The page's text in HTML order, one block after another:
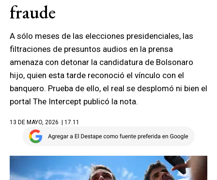
fraude
A sólo meses de las elecciones presidenciales, las
filtraciones de presuntos audios en la prensa
amenaza con detonar la candidatura de Bolsonaro
hijo, quien esta tarde reconoció el vínculo con el
banquero. Prueba de ello, el real se desplomó ni bien el
portal The Intercept publicó la nota.
13 DE MAYO, 2026 | 17.11